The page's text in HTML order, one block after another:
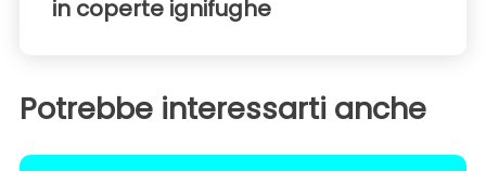
in coperte ignifughe
Potrebbe interessarti anche